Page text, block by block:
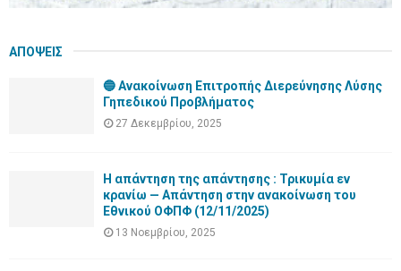
ΑΠΟΨΕΙΣ
🔵 Ανακοίνωση Επιτροπής Διερεύνησης Λύσης
Γηπεδικού Προβλήματος
27 Δεκεμβρίου, 2025
Η απάντηση της απάντησης : Τρικυμία εν
κρανίω — Απάντηση στην ανακοίνωση του
Εθνικού ΟΦΠΦ (12/11/2025)
13 Νοεμβρίου, 2025